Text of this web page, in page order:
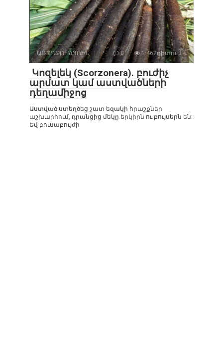
ԱՌՈՂՋՈՒԹՅՈԻՆ 0 1 462դիտում
Կոզելեկ (Scorzonera). բուժիչ
արմատ կամ աստվածների
դեղամիջոց
Աստված ստեղծեց շատ եզակի հրաշքներ
աշխարհում, դրանցից մեկը երկիրն ու բույսերն են:
Եվ բուսաբույժի